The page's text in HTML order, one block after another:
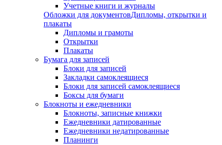
Учетные книги и журналы
Обложки для документовДипломы, открытки и
плакаты
Дипломы и грамоты
Открытки
Плакаты
Бумага для записей
Блоки для записей
Закладки самоклеящиеся
Блоки для записей самоклеящиеся
Боксы для бумаги
Блокноты и ежедневники
Блокноты, записные книжки
Ежедневники датированные
Ежедневники недатированные
Планинги